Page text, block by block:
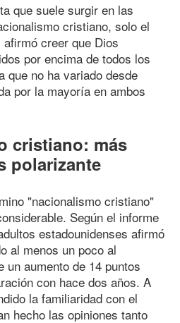
que suele surgir en las
cristiano, solo el
creer que Dios
por encima de todos los
que no ha variado desde
por la mayoría en ambos
cristiano: más
polarizante
"nacionalismo cristiano"
Según el informe
estadounidenses afirmó
al menos un poco al
un aumento de 14 puntos
con hace dos años. A
la familiaridad con el
hecho las opiniones tanto